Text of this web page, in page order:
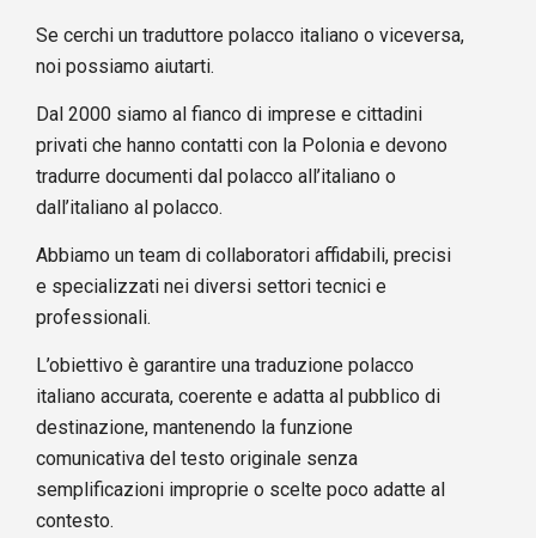
Se cerchi un traduttore polacco italiano o viceversa,
noi possiamo aiutarti.
Dal 2000 siamo al fianco di imprese e cittadini
privati che hanno contatti con la Polonia e devono
tradurre documenti dal polacco all’italiano o
dall’italiano al polacco.
Abbiamo un team di collaboratori affidabili, precisi
e specializzati nei diversi settori tecnici e
professionali.
L’obiettivo è garantire una traduzione polacco
italiano accurata, coerente e adatta al pubblico di
destinazione, mantenendo la funzione
comunicativa del testo originale senza
semplificazioni improprie o scelte poco adatte al
contesto.